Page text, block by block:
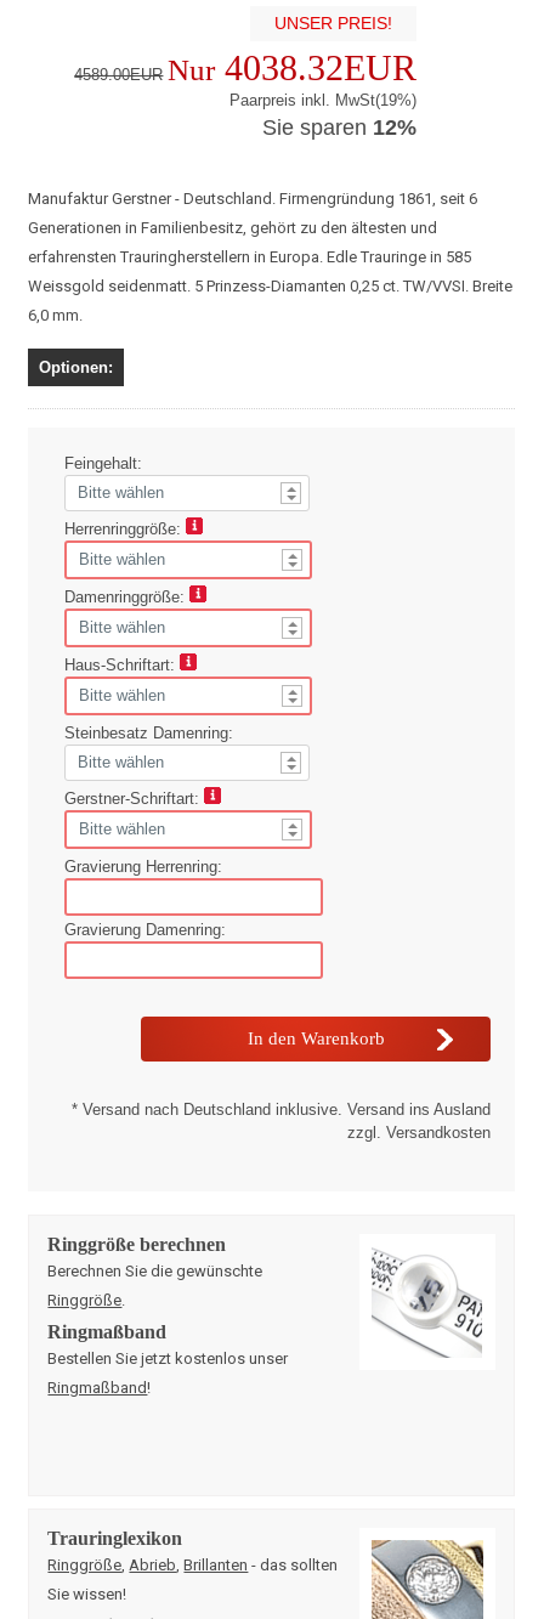
UNSER PREIS!
4589.00EUR Nur4038.32EUR
Paarpreis inkl. MwSt(19%)
Sie sparen 12%
Manufaktur Gerstner - Deutschland. Firmengründung 1861, seit 6
Generationen in Familienbesitz, gehört zu den ältesten und
erfahrensten Trauringherstellern in Europa. Edle Trauringe in 585
Weissgold seidenmatt. 5 Prinzess-Diamanten 0,25 ct. TW/VVSI. Breite
6,0 mm.
Optionen:
Feingehalt:
Herrenringgröße:
Damenringgröße:
Haus-Schriftart:
Steinbesatz Damenring:
Gerstner-Schriftart:
Gravierung Herrenring:
Gravierung Damenring:
* Versand nach Deutschland inklusive. Versand ins Ausland
zzgl. Versandkosten
Ringgröße berechnen
Berechnen Sie die gewünschte
Ringgröße
Ringmaßband
Bestellen Sie jetzt kostenlos unser
Ringmaßband!
Trauringlexikon
Ringgröße Abrieb ,Brillanten - das sollten
Sie wissen!